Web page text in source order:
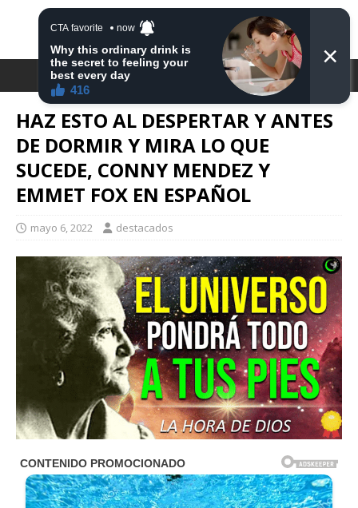
DESTACA2
HAZ ESTO AL DESPERTAR Y ANTES
DE DORMIR Y MIRA LO QUE
SUCEDE, CONNY MENDEZ Y
EMMET FOX EN ESPAÑOL
mayo 6, 2022 destacados